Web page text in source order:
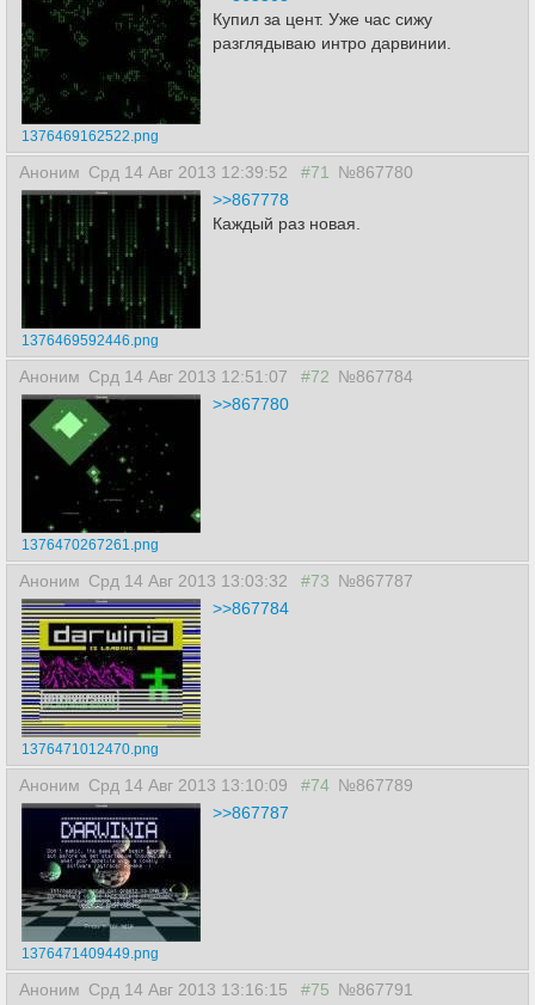
1376469162522.png
Купил за цент. Уже час сижу
разглядываю интро дарвинии.
Аноним Срд 14 Авг 2013 12:39:52 #71 №867780
1376469592446.png
>>867778
Каждый раз новая.
Аноним Срд 14 Авг 2013 12:51:07 #72 №867784
1376470267261.png
>>867780
Аноним Срд 14 Авг 2013 13:03:32 #73 №867787
1376471012470.png
>>867784
Аноним Срд 14 Авг 2013 13:10:09 #74 №867789
1376471409449.png
>>867787
Аноним Срд 14 Авг 2013 13:16:15 #75 №867791